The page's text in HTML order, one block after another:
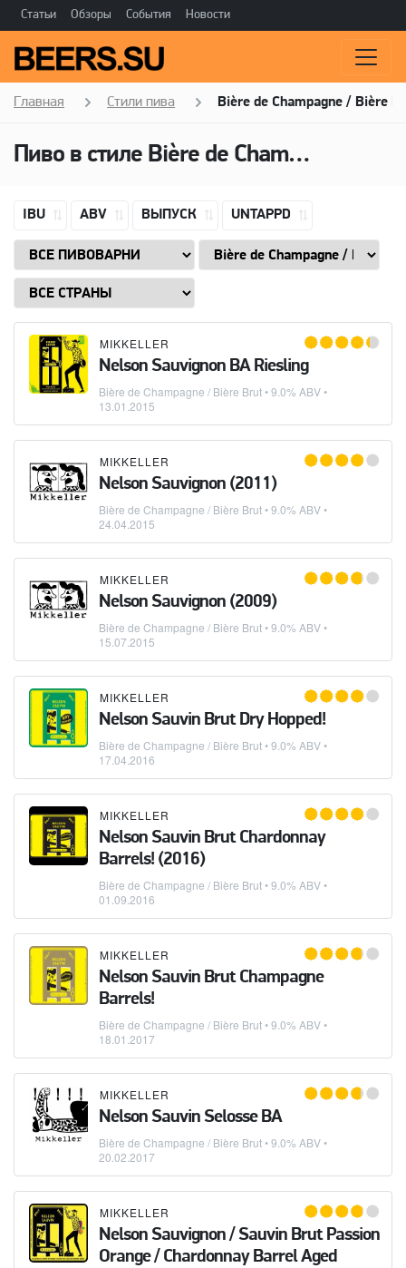
Статьи Обзоры События Новости
Главная Стили пива Bière de Champagne / Bière
Пиво в стиле Bière de Champagne / Bière Brut
IBU ABV ВЫПУСК UNTAPPD
MIKKELLER
Nelson Sauvignon BA Riesling
Bière de Champagne / Bière Brut• 9.0% ABV •
13.01.2015
MIKKELLER
Nelson Sauvignon (2011)
Bière de Champagne / Bière Brut• 9.0% ABV •
24.04.2015
MIKKELLER
Nelson Sauvignon (2009)
Bière de Champagne / Bière Brut• 9.0% ABV •
15.07.2015
MIKKELLER
Nelson Sauvin Brut Dry Hopped!
Bière de Champagne / Bière Brut• 9.0% ABV •
17.04.2016
MIKKELLER
Nelson Sauvin Brut Chardonnay
Barrels! (2016)
Bière de Champagne / Bière Brut• 9.0% ABV •
01.09.2016
MIKKELLER
Nelson Sauvin Brut Champagne
Barrels!
Bière de Champagne / Bière Brut• 9.0% ABV •
18.01.2017
MIKKELLER
Nelson Sauvin Selosse BA
Bière de Champagne / Bière Brut• 9.0% ABV •
20.02.2017
MIKKELLER
Nelson Sauvignon / Sauvin Brut Passion
Orange / Chardonnay Barrel Aged